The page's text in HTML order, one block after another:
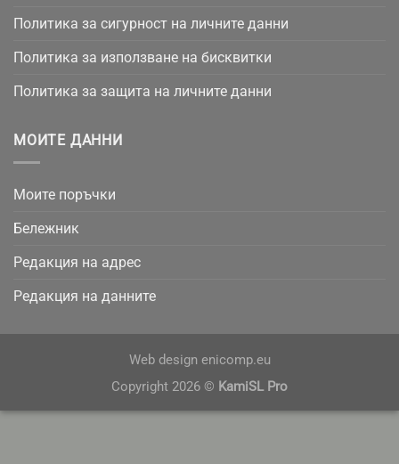
Политика за сигурност на личните данни
Политика за използване на бисквитки
Политика за защита на личните данни
МОИТЕ ДАННИ
Моите поръчки
Бележник
Редакция на адрес
Редакция на данните
Web design enicomp.eu
Copyright 2026 © KamiSL Pro